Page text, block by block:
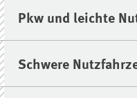
Pkw und leichte
Schwere